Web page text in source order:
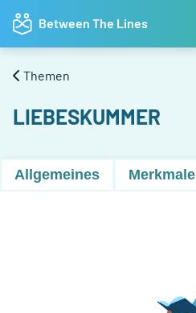
Between The Lines
Themen
LIEBESKUMMER
Allgemeines Merkmale